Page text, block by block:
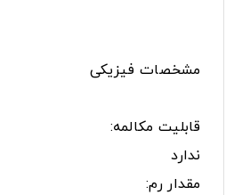
مشخصات فیزیکی
قابلیت مکالمه:
ندارد
مقدار رم: